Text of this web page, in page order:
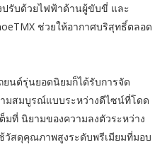
ปรับด้วยไฟฟ้าด้านผู้ขับขี่ และ
ช่วยให้อากาศบริสุทธิ์ตลอด
ยนต์รุ่นยอดนิยมก็ได้รับการจัด
มสมบูรณ์แบบระหว่างดีไซน์ที่โดด
มที่ นิยามของความลงตัวระหว่าง
วัสดุคุณภาพสูงระดับพรีเมียมที่มอบ